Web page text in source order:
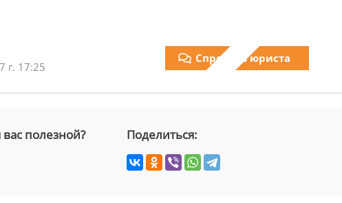
г. 17:25
Спросить юриста
вас полезной? Поделиться: